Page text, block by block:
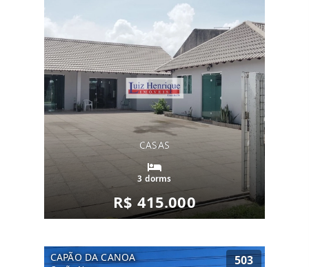
CASAS
3 dorms
R$ 415.000
CAPÃO DA CANOA 503